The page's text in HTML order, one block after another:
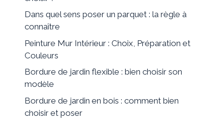
Dans quel sens poser un parquet : la règle à
connaître
Peinture Mur Intérieur : Choix, Préparation et
Couleurs
Bordure de jardin flexible : bien choisir son
modèle
Bordure de jardin en bois : comment bien
choisir et poser